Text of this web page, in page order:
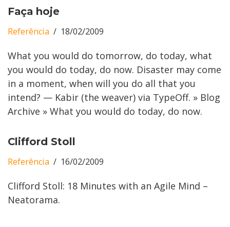
Faça hoje
Referência 18/02/2009
What you would do tomorrow, do today, what
you would do today, do now. Disaster may come
in a moment, when will you do all that you
intend? — Kabir (the weaver) via TypeOff. » Blog
Archive » What you would do today, do now.
Clifford Stoll
Referência 16/02/2009
Clifford Stoll: 18 Minutes with an Agile Mind –
Neatorama.